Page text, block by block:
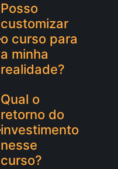
Posso
customizar
o curso para
a minha
realidade?
Qual o
retorno do
investimento
nesse
curso?